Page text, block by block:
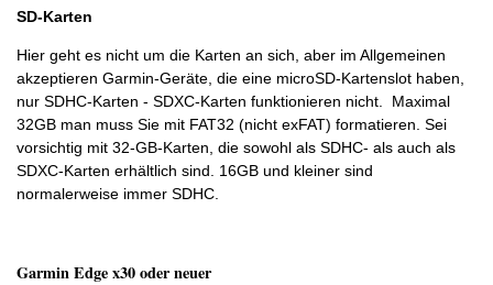
SD-Karten
Hier geht es nicht um die Karten an sich, aber im Allgemeinen
akzeptieren Garmin-Geräte, die eine microSD-Kartenslot haben,
nur SDHC-Karten - SDXC-Karten funktionieren nicht. Maximal
32GB man muss Sie mit FAT32 (nicht exFAT) formatieren. Sei
vorsichtig mit 32-GB-Karten, die sowohl als SDHC- als auch als
SDXC-Karten erhältlich sind. 16GB und kleiner sind
normalerweise immer SDHC.
Garmin Edge x30 oder neuer